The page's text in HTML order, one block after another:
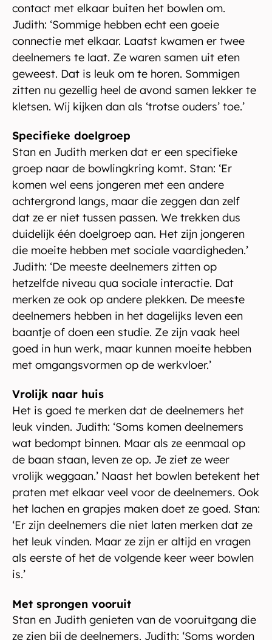
contact met elkaar buiten het bowlen om.
Judith: ‘Sommige hebben echt een goeie
connectie met elkaar. Laatst kwamen er twee
deelnemers te laat. Ze waren samen uit eten
geweest. Dat is leuk om te horen. Sommigen
zitten nu gezellig heel de avond samen lekker te
kletsen. Wij kijken dan als ‘trotse ouders’ toe.’
Specifieke doelgroep
Stan en Judith merken dat er een specifieke
groep naar de bowlingkring komt. Stan: ‘Er
komen wel eens jongeren met een andere
achtergrond langs, maar die zeggen dan zelf
dat ze er niet tussen passen. We trekken dus
duidelijk één doelgroep aan. Het zijn jongeren
die moeite hebben met sociale vaardigheden.’
Judith: ‘De meeste deelnemers zitten op
hetzelfde niveau qua sociale interactie. Dat
merken ze ook op andere plekken. De meeste
deelnemers hebben in het dagelijks leven een
baantje of doen een studie. Ze zijn vaak heel
goed in hun werk, maar kunnen moeite hebben
met omgangsvormen op de werkvloer.’
Vrolijk naar huis
Het is goed te merken dat de deelnemers het
leuk vinden. Judith: ‘Soms komen deelnemers
wat bedompt binnen. Maar als ze eenmaal op
de baan staan, leven ze op. Je ziet ze weer
vrolijk weggaan.’ Naast het bowlen betekent het
praten met elkaar veel voor de deelnemers. Ook
het lachen en grapjes maken doet ze goed. Stan:
‘Er zijn deelnemers die niet laten merken dat ze
het leuk vinden. Maar ze zijn er altijd en vragen
als eerste of het de volgende keer weer bowlen
is.’
Met sprongen vooruit
Stan en Judith genieten van de vooruitgang die
ze zien bij de deelnemers. Judith: ‘Soms worden